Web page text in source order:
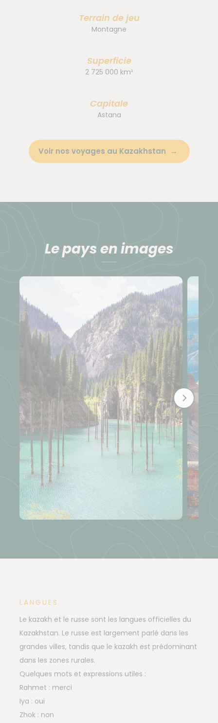
Terrain de jeu
Montagne
Superficie
2 725 000 km²
Capitale
Astana
Voir nos voyages au Kazakhstan
Le pays en images
LANGUES
Le kazakh et le russe sont les langues officielles du
Kazakhstan. Le russe est largement parlé dans les
grandes villes, tandis que le kazakh est prédominant
dans les zones rurales.
Quelques mots et expressions utiles :
Rahmet : merci
Iya : oui
Zhok : non